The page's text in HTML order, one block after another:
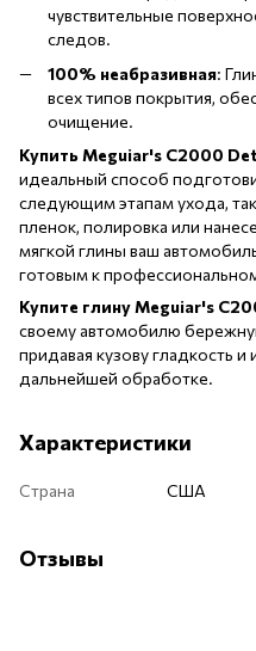
чувствительные
следов.
100% неабразивная:
всех типов покрытия,
очищение.
Купить Meguiar's C2000
идеальный способ
следующим этапам ухода,
пленок, полировка или
мягкой глины ваш
готовым к
Купите глину Meguiar's
своему автомобилю
придавая кузову гладкость
дальнейшей обработке.
Характеристики
Страна США
Отзывы